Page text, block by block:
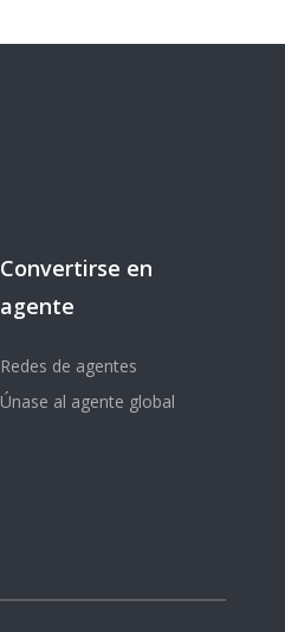
Convertirse en
agente
Redes de agentes
Únase al agente global